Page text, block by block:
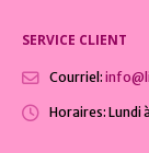
SERVICE CLIENT
Courriel:
Horaires: Lundi